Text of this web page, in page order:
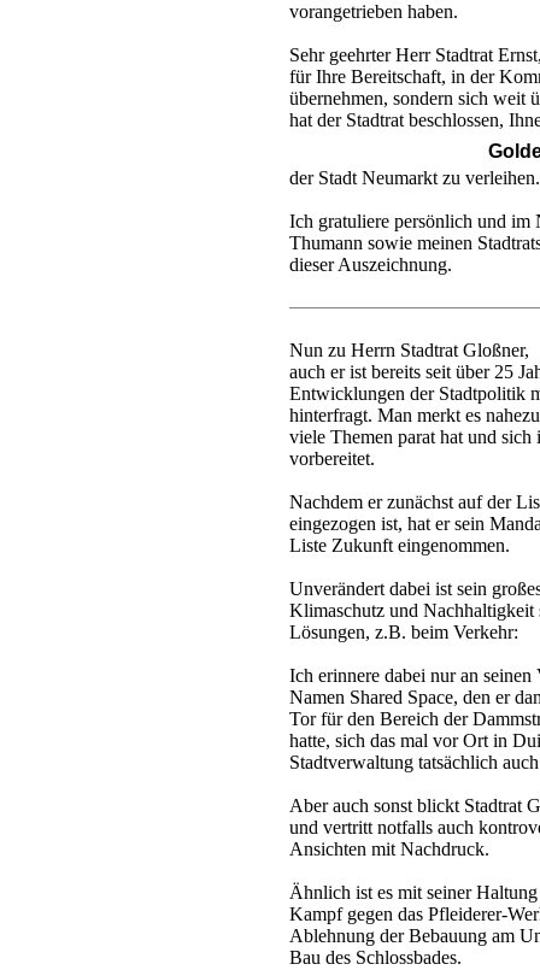
vorangetrieben haben.
Sehr geehrter Herr Stadtrat
für Ihre Bereitschaft, in der
übernehmen, sondern sich weit
hat der Stadtrat beschlossen,
der Stadt Neumarkt zu verleihen.
Ich gratuliere persönlich und im
Thumann sowie meinen
dieser Auszeichnung.
Nun zu Herrn Stadtrat Gloßner,
auch er ist bereits seit über 25
Entwicklungen der Stadtpolitik
hinterfragt. Man merkt es
viele Themen parat hat und sich
vorbereitet.
Nachdem er zunächst auf der
eingezogen ist, hat er sein
Liste Zukunft eingenommen.
Unverändert dabei ist sein
Klimaschutz und
Lösungen, z.B. beim Verkehr:
Ich erinnere dabei nur an
Namen Shared Space, den er
Tor für den Bereich der
hatte, sich das mal vor Ort in
Stadtverwaltung tatsächlich
Aber auch sonst blickt Stadtrat
und vertritt notfalls auch
Ansichten mit Nachdruck.
Ähnlich ist es mit seiner
Kampf gegen das Pfleiderer-
Ablehnung der Bebauung am
Bau des Schlossbades.